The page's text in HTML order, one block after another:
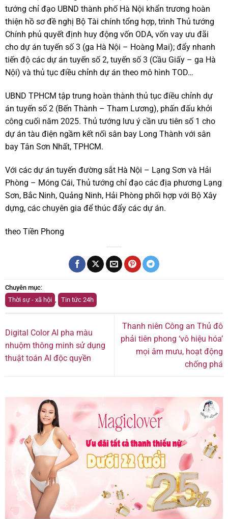
tướng chỉ đạo UBND thành phố Hà Nội khẩn trương hoàn
thiện hồ sơ đề nghị Bộ Tài chính tổng hợp, trình Thủ tướng
Chính phủ quyết định huy động vốn ODA, vốn vay ưu đãi
cho dự án tuyến số 3 (ga Hà Nội – Hoàng Mai); đẩy nhanh
tiến độ các dự án tuyến số 2, tuyến số 3 (Cầu Giấy – ga Hà
Nội) và thủ tục điều chỉnh dự án theo mô hình TOD…
UBND TPHCM tập trung hoàn thành thủ tục điều chỉnh dự
án tuyến số 2 (Bến Thành – Tham Lương), phấn đấu khởi
công cuối năm 2025. Thủ tướng lưu ý cần ưu tiên số 1 cho
dự án tàu điện ngầm kết nối sân bay Long Thành với sân
bay Tân Sơn Nhất, TPHCM.
Với các dự án tuyến đường sắt Hà Nội – Lạng Sơn và Hải
Phòng – Móng Cái, Thủ tướng chỉ đạo các địa phương Lạng
Sơn, Bắc Ninh, Quảng Ninh, Hải Phòng phối hợp với Bộ Xây
dựng, các chuyên gia để thúc đẩy các dự án.
theo Tiền Phong
Chuyên mục:
Thời sự - xã hội , Tin tức 24h
Digital Color AI pha màu
nhuộm thông minh sử dụng
thuật toán AI độc quyền
Thanh niên Công an Thủ đô
phải tiên phong ‘vô hiệu hóa’
mọi âm mưu, hoạt động
chống phá